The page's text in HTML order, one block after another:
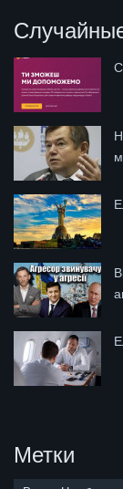
Метки